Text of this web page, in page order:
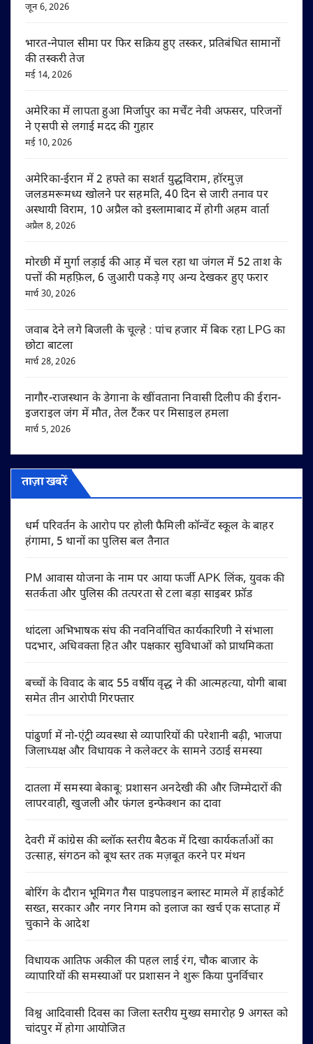
जून 6, 2026
भारत-नेपाल सीमा पर फिर सक्रिय हुए तस्कर, प्रतिबंधित सामानों
की तस्करी तेज
मई 14, 2026
अमेरिका में लापता हुआ मिर्जापुर का मर्चेंट नेवी अफसर, परिजनों
ने एसपी से लगाई मदद की गुहार
मई 10, 2026
अमेरिका-ईरान में 2 हफ्ते का सशर्त युद्धविराम, हॉरमुज़
जलडमरूमध्य खोलने पर सहमति, 40 दिन से जारी तनाव पर
अस्थायी विराम, 10 अप्रैल को इस्लामाबाद में होगी अहम वार्ता
अप्रैल 8, 2026
मोरछी में मुर्गा लड़ाई की आड़ में चल रहा था जंगल में 52 ताश के
पत्तों की महफ़िल, 6 जुआरी पकड़े गए अन्य देखकर हुए फरार
मार्च 30, 2026
जवाब देने लगे बिजली के चूल्हे : पांच हजार में बिक रहा LPG का
छोटा बाटला
मार्च 28, 2026
नागौर-राजस्थान के डेगाना के खींवताना निवासी दिलीप की ईरान-
इजराइल जंग में मौत, तेल टैंकर पर मिसाइल हमला
मार्च 5, 2026
ताज़ा खबरें
धर्म परिवर्तन के आरोप पर होली फैमिली कॉन्वेंट स्कूल के बाहर
हंगामा, 5 थानों का पुलिस बल तैनात
PM आवास योजना के नाम पर आया फर्जी APK लिंक, युवक की
सतर्कता और पुलिस की तत्परता से टला बड़ा साइबर फ्रॉड
थांदला अभिभाषक संघ की नवनिर्वाचित कार्यकारिणी ने संभाला
पदभार, अधिवक्ता हित और पक्षकार सुविधाओं को प्राथमिकता
बच्चों के विवाद के बाद 55 वर्षीय वृद्ध ने की आत्महत्या, योगी बाबा
समेत तीन आरोपी गिरफ्तार
पांढुर्णा में नो-एंट्री व्यवस्था से व्यापारियों की परेशानी बढ़ी, भाजपा
जिलाध्यक्ष और विधायक ने कलेक्टर के सामने उठाई समस्या
दातला में समस्या बेकाबू: प्रशासन अनदेखी की और जिम्मेदारों की
लापरवाही, खुजली और फंगल इन्फेक्शन का दावा
देवरी में कांग्रेस की ब्लॉक स्तरीय बैठक में दिखा कार्यकर्ताओं का
उत्साह, संगठन को बूथ स्तर तक मज़बूत करने पर मंथन
बोरिंग के दौरान भूमिगत गैस पाइपलाइन ब्लास्ट मामले में हाईकोर्ट
सख्त, सरकार और नगर निगम को इलाज का खर्च एक सप्ताह में
चुकाने के आदेश
विधायक आतिफ अकील की पहल लाई रंग, चौक बाजार के
व्यापारियों की समस्याओं पर प्रशासन ने शुरू किया पुनर्विचार
विश्व आदिवासी दिवस का जिला स्तरीय मुख्य समारोह 9 अगस्त को
चांदपुर में होगा आयोजित